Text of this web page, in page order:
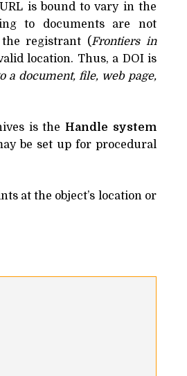
URL is bound to vary in the
to documents are not
registrant (Frontiers in
location. Thus, a DOIis
a document, file, web page,
is the Handle system
be set up for procedural
at the object’s location or